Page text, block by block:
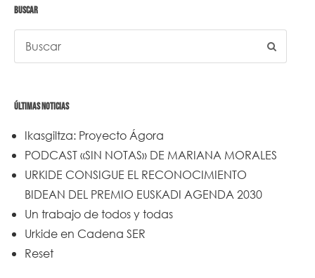
BUSCAR
ÚLTIMAS NOTICIAS
Ikasgiltza: Proyecto Ágora
PODCAST «SIN NOTAS» DE MARIANA MORALES
URKIDE CONSIGUE EL RECONOCIMIENTO
BIDEAN DEL PREMIO EUSKADI AGENDA 2030
Un trabajo de todos y todas
Urkide en Cadena SER
Reset